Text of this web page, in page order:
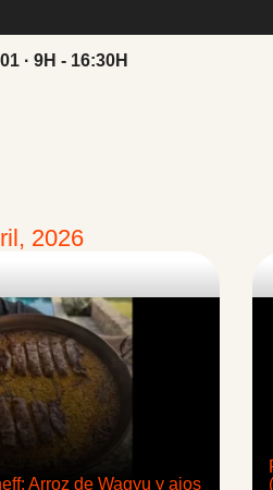
· 9H - 16:30H
2026
Arroz de Wagyu y ajos